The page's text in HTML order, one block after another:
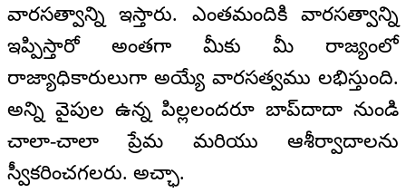
వారసత్వాన్ని ఇస్తారు. ఎంతమందికి వారసత్వాన్ని
ఇప్పిస్తారో అంతగా మీకు మీ రాజ్యంలో
రాజ్యాధికారులుగా అయ్యే వారసత్వము లభిస్తుంది.
అన్ని వైపుల ఉన్న పిల్లలందరూ బాప్‌దాదా నుండి
చాలా-చాలా ప్రేమ మరియు ఆశీర్వాదాలను
స్వీకరించగలరు. అచ్ఛా.